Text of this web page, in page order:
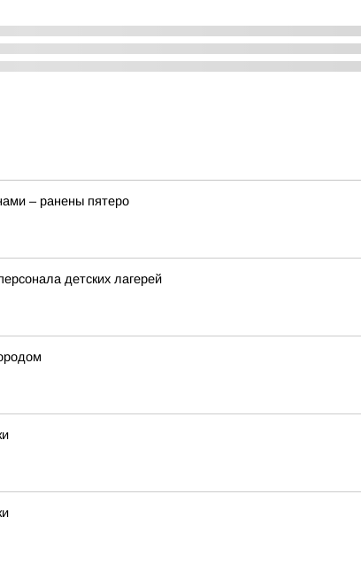
– ранены пятеро
детских лагерей